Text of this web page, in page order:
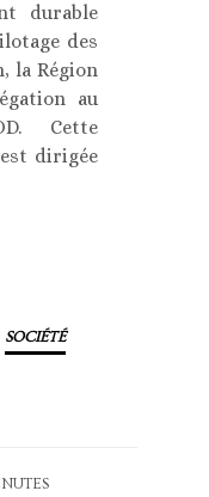
durable
des
la Région
au
Cette
dirigée
SOCIÉTÉ